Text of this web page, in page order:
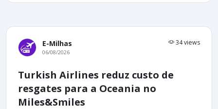
E-Milhas 34 views
06/08/2026
Turkish Airlines reduz custo de
resgates para a Oceania no
Miles&Smiles